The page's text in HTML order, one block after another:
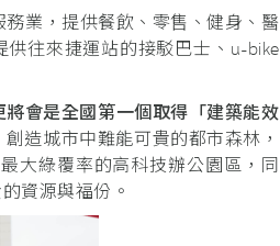
業，提供餐飲、零售、健身、醫
往來捷運站的接駁巴士、u-bike
會是全國第一個取得「建築能效
造城市中難能可貴的都市森林，
大綠覆率的高科技辦公園區，同
資源與福份。